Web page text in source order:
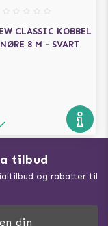
CLASSIC KOBBEL
8 M - SVART
tilbud
og rabatter til